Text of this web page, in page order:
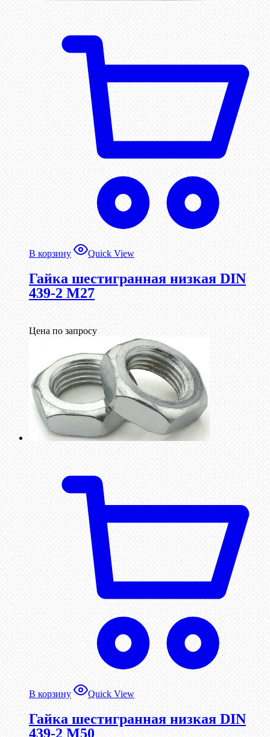
В корзину Quick View
Гайка шестигранная низкая DIN
439-2 М27
Цена по запросу
В корзину Quick View
Гайка шестигранная низкая DIN
439-2 М50